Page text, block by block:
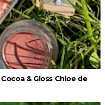
& Gloss Chloe de